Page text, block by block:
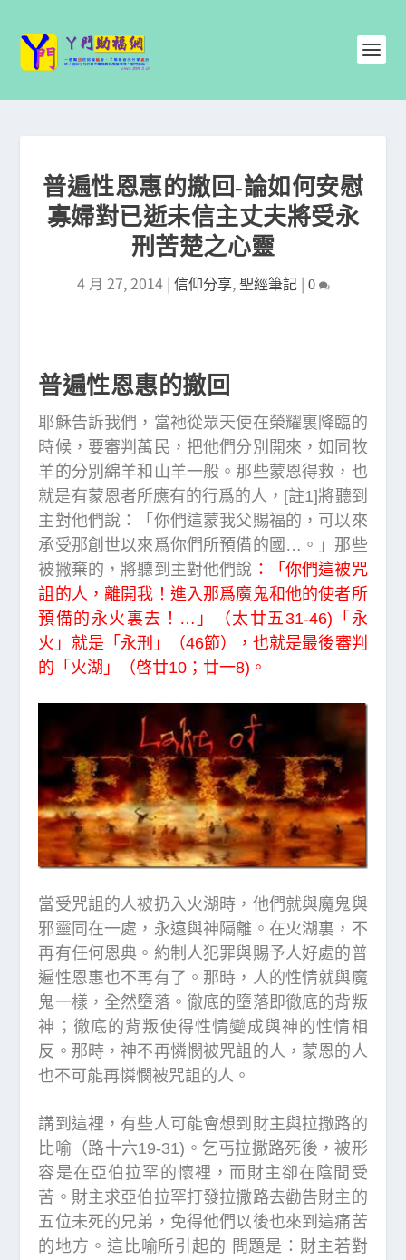
普遍性恩惠的撤回-論如何安慰
寡婦對已逝未信主丈夫將受永
刑苦楚之心靈
4 月 27, 2014| 信仰分享, 聖經筆記| 0
普遍性恩惠的撤回
耶穌告訴我們，當祂從眾天使在榮耀裏降臨的
時候，要審判萬民，把他們分別開來，如同牧
羊的分別綿羊和山羊一般。那些蒙恩得救，也
就是有蒙恩者所應有的行爲的人，[註1]將聽到
主對他們說：「你們這蒙我父賜福的，可以來
承受那創世以來爲你們所預備的國…。」那些
被撇棄的，將聽到主對他們說 ：「你們這被咒
詛的人，離開我！進入那爲魔鬼和他的使者所
預備的永火裏去！…」（太廿五31-46)「永
火」就是「永刑」（46節），也就是最後審判
的「火湖」（啓廿10；廿一8)。
當受咒詛的人被扔入火湖時，他們就與魔鬼與
邪靈同在一處，永遠與神隔離。在火湖裏，不
再有任何恩典。約制人犯罪與賜予人好處的普
遍性恩惠也不再有了。那時，人的性情就與魔
鬼一樣，全然墮落。徹底的墮落即徹底的背叛
神；徹底的背叛使得性情變成與神的性情相
反。那時，神不再憐憫被咒詛的人，蒙恩的人
也不可能再憐憫被咒詛的人。
講到這裡，有些人可能會想到財主與拉撒路的
比喻（路十六19-31)。乞丐拉撒路死後，被形
容是在亞伯拉罕的懷裡，而財主卻在陰間受
苦。財主求亞伯拉罕打發拉撒路去勸告財主的
五位未死的兄弟，免得他們以後也來到這痛苦
的地方。這比喻所引起的 問題是：財主若對